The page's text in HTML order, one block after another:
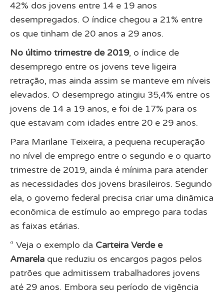
42% dos jovens entre 14 e 19 anos
desempregados. O índice chegou a 21% entre
os que tinham de 20 anos a 29 anos.
No último trimestre de 2019, o índice de
desemprego entre os jovens teve ligeira
retração, mas ainda assim se manteve em níveis
elevados. O desemprego atingiu 35,4% entre os
jovens de 14 a 19 anos, e foi de 17% para os
que estavam com idades entre 20 e 29 anos.
Para Marilane Teixeira, a pequena recuperação
no nível de emprego entre o segundo e o quarto
trimestre de 2019, ainda é mínima para atender
as necessidades dos jovens brasileiros. Segundo
ela, o governo federal precisa criar uma dinâmica
econômica de estímulo ao emprego para todas
as faixas etárias.
“ Veja o exemplo da Carteira Verde e
Amarela que reduziu os encargos pagos pelos
patrões que admitissem trabalhadores jovens
até 29 anos. Embora seu período de vigência